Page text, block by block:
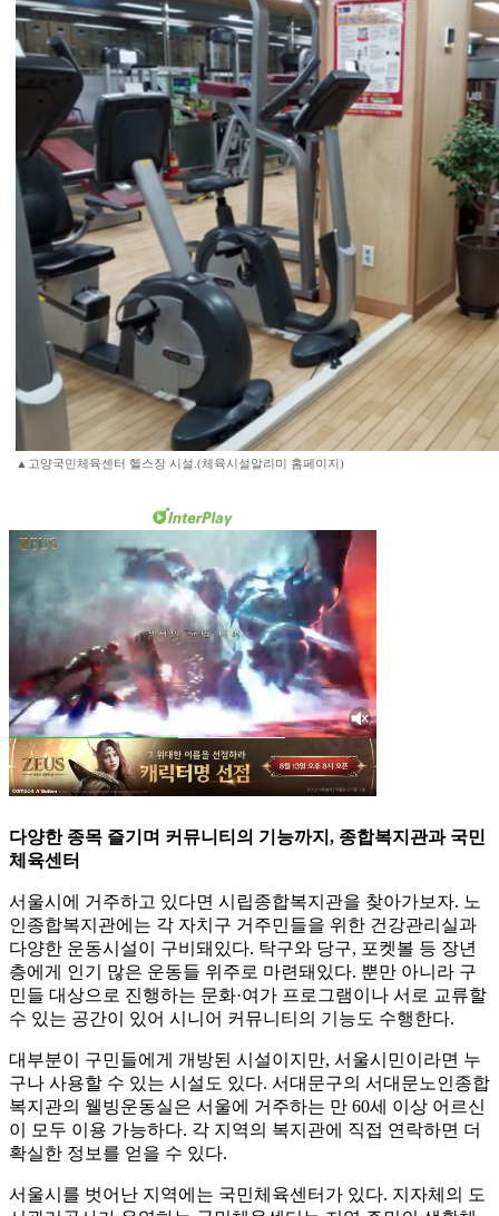
▲고양국민체육센터 헬스장 시설.(체육시설알리미 홈페이지)
다양한 종목 즐기며 커뮤니티의 기능까지, 종합복지관과 국민
체육센터
서울시에 거주하고 있다면 시립종합복지관을 찾아가보자. 노
인종합복지관에는 각 자치구 거주민들을 위한 건강관리실과
다양한 운동시설이 구비돼있다. 탁구와 당구, 포켓볼 등 장년
층에게 인기 많은 운동들 위주로 마련돼있다. 뿐만 아니라 구
민들 대상으로 진행하는 문화·여가 프로그램이나 서로 교류할
수 있는 공간이 있어 시니어 커뮤니티의 기능도 수행한다.
대부분이 구민들에게 개방된 시설이지만, 서울시민이라면 누
구나 사용할 수 있는 시설도 있다. 서대문구의 서대문노인종합
복지관의 웰빙운동실은 서울에 거주하는 만 60세 이상 어르신
이 모두 이용 가능하다. 각 지역의 복지관에 직접 연락하면 더
확실한 정보를 얻을 수 있다.
서울시를 벗어난 지역에는 국민체육센터가 있다. 지자체의 도